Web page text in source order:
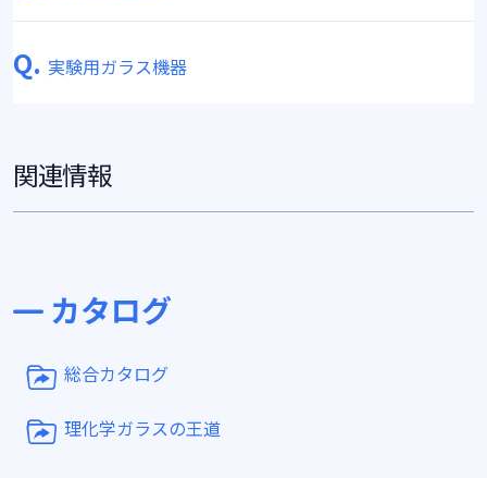
Q. 実験用ガラス機器
関連情報
カタログ
総合カタログ
理化学ガラスの王道